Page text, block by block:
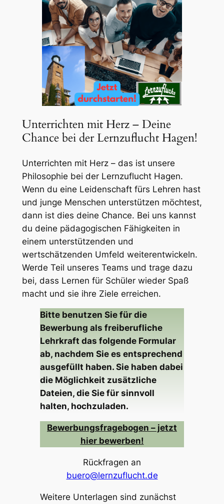
Unterrichten mit Herz – Deine
Chance bei der Lernzuflucht Hagen!
Unterrichten mit Herz – das ist unsere
Philosophie bei der Lernzuflucht Hagen.
Wenn du eine Leidenschaft fürs Lehren hast
und junge Menschen unterstützen möchtest,
dann ist dies deine Chance. Bei uns kannst
du deine pädagogischen Fähigkeiten in
einem unterstützenden und
wertschätzenden Umfeld weiterentwickeln.
Werde Teil unseres Teams und trage dazu
bei, dass Lernen für Schüler wieder Spaß
macht und sie ihre Ziele erreichen.
Bitte benutzen Sie für die
Bewerbung als freiberufliche
Lehrkraft das folgende Formular
ab, nachdem Sie es entsprechend
ausgefüllt haben. Sie haben dabei
die Möglichkeit zusätzliche
Dateien, die Sie für sinnvoll
halten, hochzuladen.
Bewerbungsfragebogen – jetzt
hier bewerben!
Rückfragen an
buero@lernzuflucht.de
Weitere Unterlagen sind zunächst